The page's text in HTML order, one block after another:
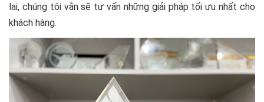
lai, chúng tôi vẫn sẽ tư vấn những giải pháp tối ưu nhất cho
khách hàng.